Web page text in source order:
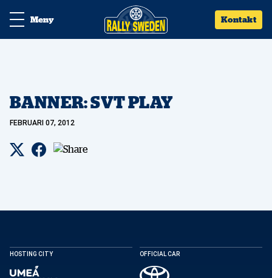
Kontakt
Meny
BANNER: SVT PLAY
FEBRUARI 07, 2012
HOSTING CITY OFFICIAL CAR